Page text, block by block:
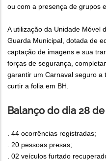
ou com a presença de grupos
A utilização da Unidade Móvel
Guarda Municipal, dotada de
captação de imagens e sua
forças de segurança,
garantir um Carnaval seguro a
curtir a folia em BH.
Balanço do dia 28
. 44 ocorrências registradas;
. 20 pessoas presas;
. 02 veículos furtado